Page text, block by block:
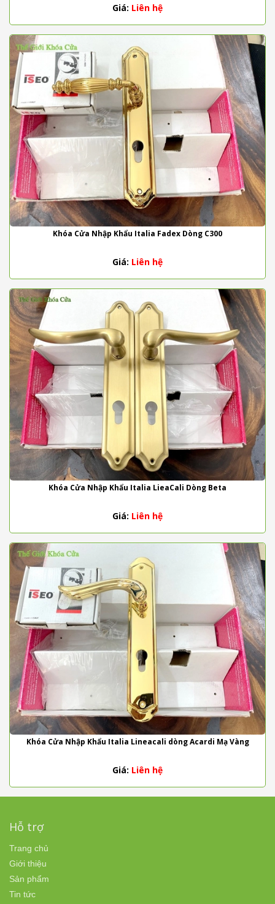
Giá: Liên hệ
Khóa Cửa Nhập Khẩu Italia Fadex Dòng C300
Giá: Liên hệ
Khóa Cửa Nhập Khẩu Italia LieaCali Dòng Beta
Giá: Liên hệ
Khóa Cửa Nhập Khẩu Italia Lineacali dòng Acardi Mạ Vàng
Giá: Liên hệ
Hỗ trợ
Trang chủ
Giới thiệu
Sản phẩm
Tin tức